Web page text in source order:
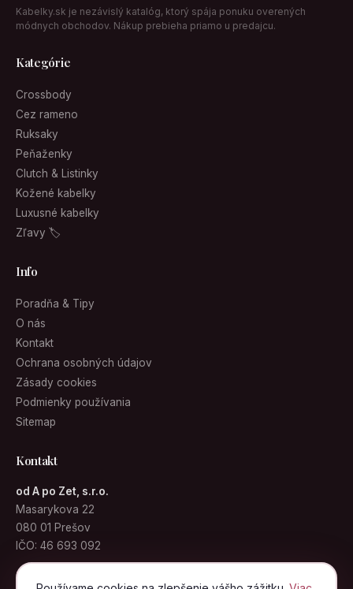
Kabelky.sk je nezávislý katalóg, ktorý spája ponuku overených
módnych obchodov. Nákup prebieha priamo u predajcu.
Kategórie
Crossbody
Cez rameno
Ruksaky
Peňaženky
Clutch & Listinky
Kožené kabelky
Luxusné kabelky
Zľavy 🏷
Info
Poradňa & Tipy
O nás
Kontakt
Ochrana osobných údajov
Zásady cookies
Podmienky používania
Sitemap
Kontakt
od A po Zet, s.r.o.
Masarykova 22
080 01 Prešov
IČO: 46 693 092
info@kabelky.sk